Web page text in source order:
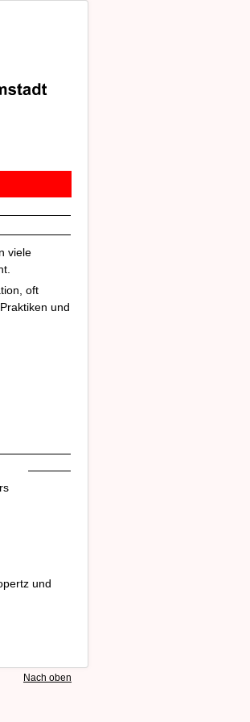
viele
oft
und
und
Nach oben